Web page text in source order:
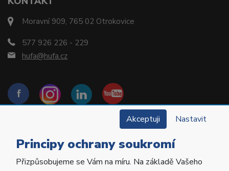
Moravní 909, 765 02 Otrokovice
577 926 226 - 229
hufa@hufa.cz
Copyright © 2022 Hu-Fa Dental a.s. Všechna práva
Akceptuji Nastavit
Principy ochrany soukromí
Přizpůsobujeme se Vám na míru. Na základě Vašeho